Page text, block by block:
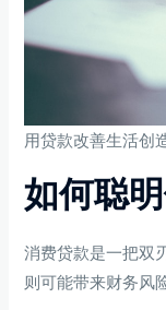
用贷款改善生活创
如何聪
消费贷款是一把双
则可能带来财务风